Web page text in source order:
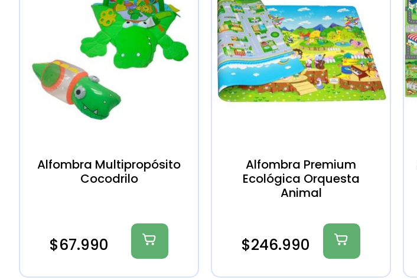
Alfombra Multipropósito
Cocodrilo
$67.990
Alfombra Premium
Ecológica Orquesta
Animal
$246.990